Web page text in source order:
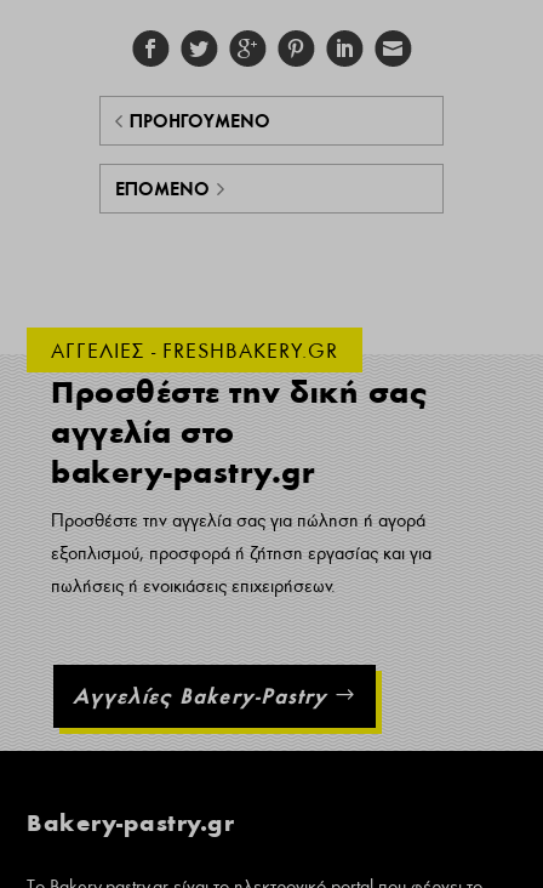
ΠΡΟΗΓΟΎΜΕΝΟ
ΕΠΌΜΕΝΟ
ΑΓΓΕΛΙΕΣ - FRESHBAKERY.GR
Προσθέστε την δική σας
αγγελία στο
bakery-pastry.gr
Προσθέστε την αγγελία σας για πώληση ή αγορά
εξοπλισμού, προσφορά ή ζήτηση εργασίας και για
πωλήσεις ή ενοικιάσεις επιχειρήσεων.
Αγγελίες Bakery-Pastry
Bakery-pastry.gr